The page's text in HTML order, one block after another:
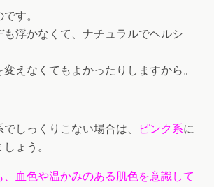
す。
も浮かなくて、ナチュラルでヘルシ
えなくてもよかったりしますから。
しっくりこない場合は、 ピンク系に
ょう。
、血色や温かみのある肌色を意識して